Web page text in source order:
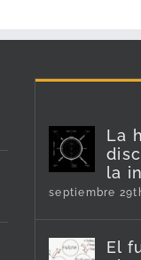
La
la
septiembre
El